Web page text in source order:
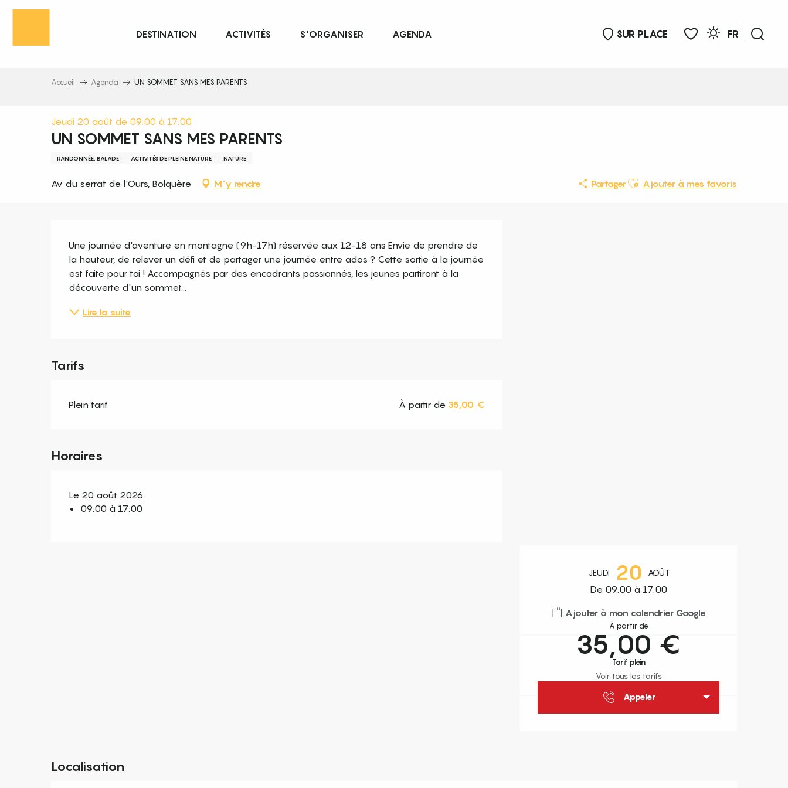
Aller
principal
SUR PLACE
FR
DESTINATION ACTIVITÉS S'ORGANISER AGENDA
Accueil Agenda UN SOMMET SANS MES PARENTS
Jeudi 20 août de 09:00 à 17:00
UN SOMMET SANS MES PARENTS
RANDONNÉE, BALADE ACTIVITÉS DE PLEINE NATURE NATURE
Av du serrat de l'Ours, Bolquère M'y rendre PartagerAjouter aux favoris
Ajouter à mes favoris
Ouverture et coordonnées
JEUDI 20 AOÛT
De 09:00 à 17:00
Ajouter à mon calendrier Google
À partir de
35,00 €
Tarif plein
Voir tous les tarifs
Appeler
Description
Une journée d'aventure en montagne (9h-17h) réservée aux 12-18 ans Envie de prendre de
la hauteur, de relever un défi et de partager une journée entre ados ? Cette sortie à la journée
est faite pour toi ! Accompagnés par des encadrants passionnés, les jeunes partiront à la
découverte d'un sommet...
Lire la suite
Tarifs
Plein tarif À partir de 35,00 €
Horaires
Le 20 août 2026
09:00 à 17:00
Localisation